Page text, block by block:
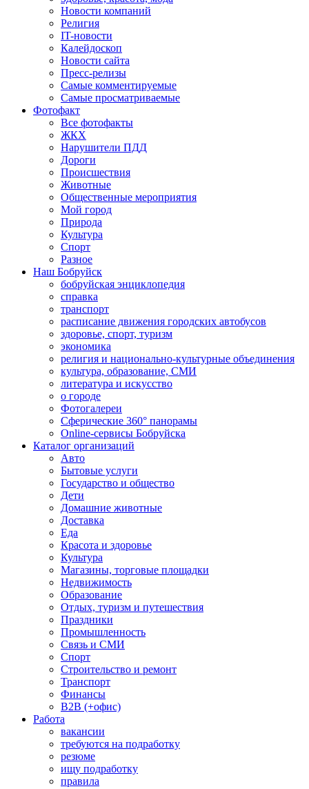
Новости компаний
Религия
IT-новости
Калейдоскоп
Новости сайта
Пресс-релизы
Самые комментируемые
Самые просматриваемые
Фотофакт
Все фотофакты
ЖКХ
Нарушители ПДД
Дороги
Происшествия
Животные
Общественные мероприятия
Мой город
Природа
Культура
Спорт
Разное
Наш Бобруйск
бобруйская энциклопедия
справка
транспорт
расписание движения городских автобусов
здоровье, спорт, туризм
экономика
религия и национально-культурные объединения
культура, образование, СМИ
литература и искусство
о городе
Фотогалереи
Сферические 360° панорамы
Online-сервисы Бобруйска
Каталог организаций
Авто
Бытовые услуги
Государство и общество
Дети
Домашние животные
Доставка
Еда
Красота и здоровье
Культура
Магазины, торговые площадки
Недвижимость
Образование
Отдых, туризм и путешествия
Праздники
Промышленность
Связь и СМИ
Спорт
Строительство и ремонт
Транспорт
Финансы
B2B (+офис)
Работа
вакансии
требуются на подработку
резюме
ищу подработку
правила